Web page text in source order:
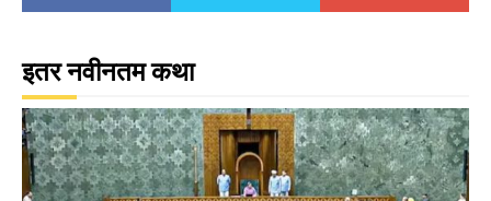
इतर नवीनतम कथा